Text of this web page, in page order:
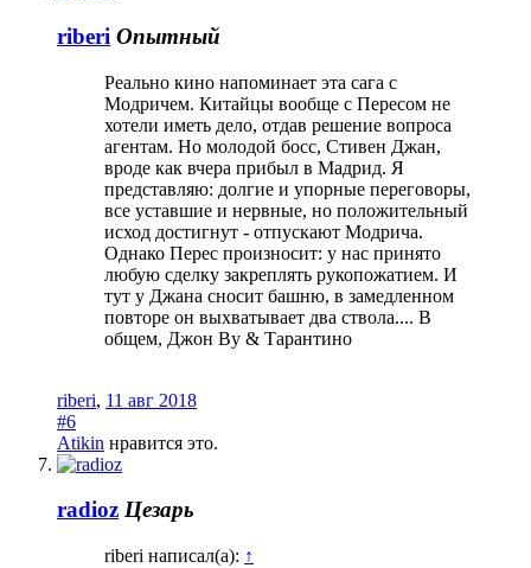
riberi Опытный
Реально кино напоминает эта сага с
Модричем. Китайцы вообще с Пересом не
хотели иметь дело, отдав решение вопроса
агентам. Но молодой босс, Стивен Джан,
вроде как вчера прибыл в Мадрид. Я
представляю: долгие и упорные переговоры,
все уставшие и нервные, но положительный
исход достигнут - отпускают Модрича.
Однако Перес произносит: у нас принято
любую сделку закреплять рукопожатием. И
тут у Джана сносит башню, в замедленном
повторе он выхватывает два ствола.... В
общем, Джон Ву & Тарантино
riberi, 11 авг 2018
#6
Atikin нравится это.
radioz Цезарь
riberi написал(а): ↑